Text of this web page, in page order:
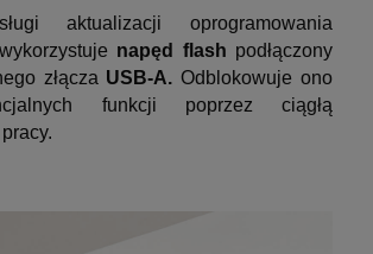
aktualizacji oprogramowania
napęd flash podłączony
złącza USB-A. Odblokowuje ono
funkcji poprzez ciągłą